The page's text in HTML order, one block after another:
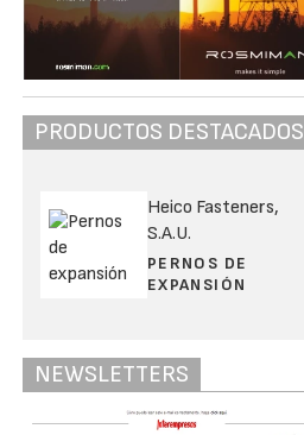
PRODUCTOS DESTACADOS
Heico Fasteners,
S.A.U.
PERNOS DE
EXPANSIÓN
NEWSLETTERS